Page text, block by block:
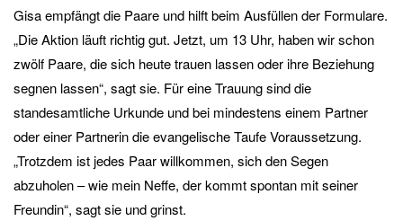
Gisa empfängt die Paare und hilft beim Ausfüllen der Formulare.
„Die Aktion läuft richtig gut. Jetzt, um 13 Uhr, haben wir schon
zwölf Paare, die sich heute trauen lassen oder ihre Beziehung
segnen lassen“, sagt sie. Für eine Trauung sind die
standesamtliche Urkunde und bei mindestens einem Partner
oder einer Partnerin die evangelische Taufe Voraussetzung.
„Trotzdem ist jedes Paar willkommen, sich den Segen
abzuholen – wie mein Neffe, der kommt spontan mit seiner
Freundin“, sagt sie und grinst.